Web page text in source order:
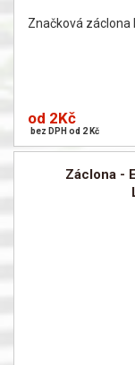
Značková
od 2Kč
bez DPH od 2 Kč
Záclona -